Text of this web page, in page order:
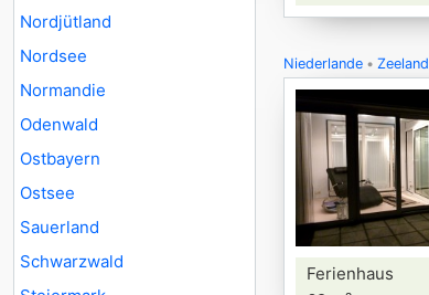
Nordjütland
Nordsee
Normandie
Odenwald
Ostbayern
Ostsee
Sauerland
Schwarzwald
Niederlande Zeeland
Ferienhaus